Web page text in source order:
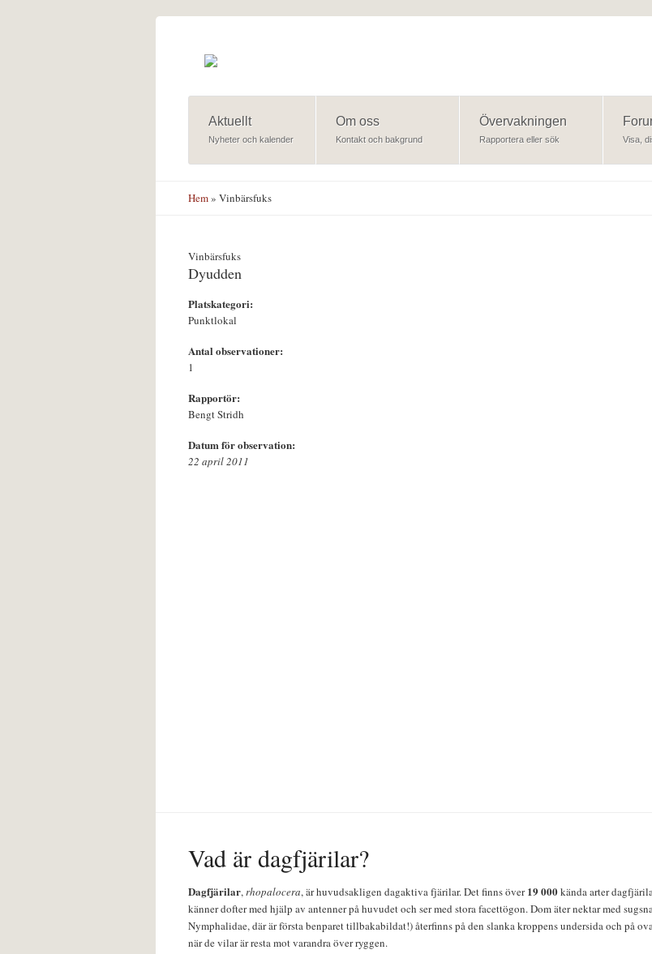
Aktuellt
Nyheter och kalender
Om oss
Kontakt och bakgrund
Övervakningen
Rapportera eller sök Visa,
Hem» Vinbärsfuks
Vinbärsfuks
Dyudden
Platskategori:
Punktlokal
Antal observationer:
1
Rapportör:
Bengt Stridh
Datum för observation:
22 april 2011
Vad är dagfjärilar?
Dagfjärilar,rhopalocera, är huvudsakligen dagaktiva fjärilar. Det finns över19 000kända arter
känner dofter med hjälp av antenner på huvudet och ser med stora facettögon. Dom äter nektar med
Nymphalidae, där är första benparet tillbakabildat!) återfinns på den slanka kroppens undersida och på
när de vilar är resta mot varandra över ryggen.